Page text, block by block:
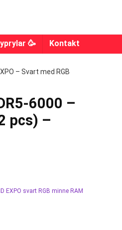
🥳 Kontakt
– Svart med RGB
6000 –
pcs) –
EXPO svart RGB minne RAM